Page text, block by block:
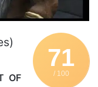
71
/ 100
OF